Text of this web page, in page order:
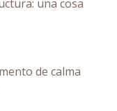
una cosa
de calma